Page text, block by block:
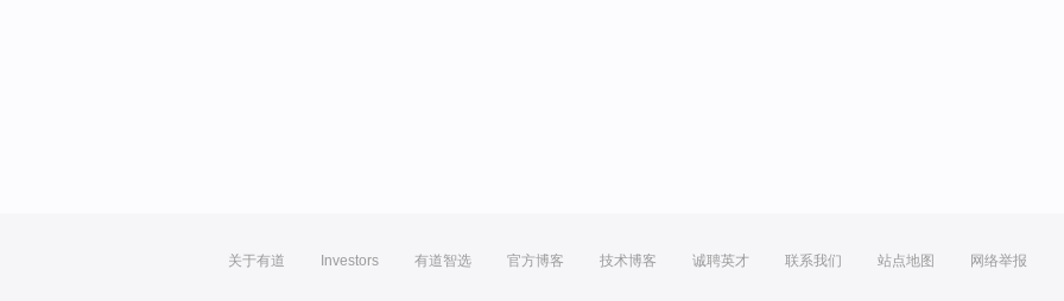
关于有道 Investors 有道智选 官方博客 技术博客 诚聘英才 联系我们 站点地图 网络举报